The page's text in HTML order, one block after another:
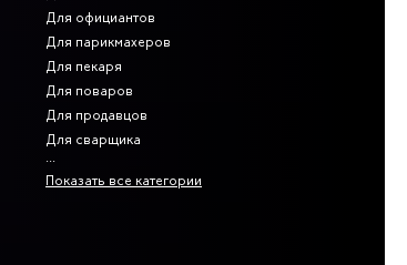
Для официантов
Для парикмахеров
Для пекаря
Для поваров
Для продавцов
Для сварщика
Показать все категории